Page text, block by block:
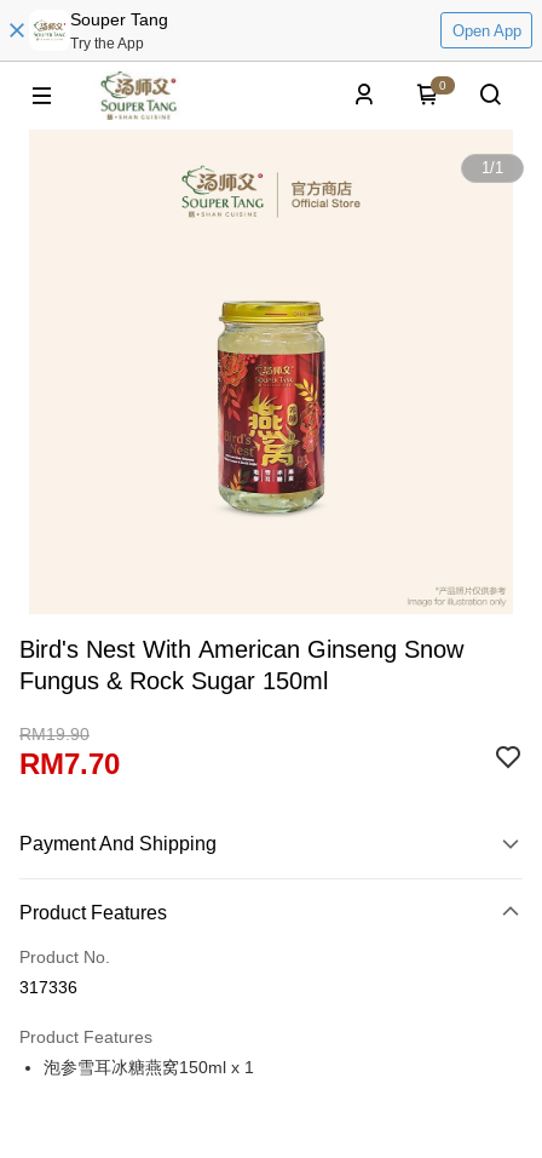
Souper Tang
Try the App
Open App
0
1/1
Bird's Nest With American Ginseng Snow
Fungus & Rock Sugar 150ml
RM19.90
RM7.70
Payment And Shipping
Credit Card
Online Banking
More info
Leong Bank, Bank Islam, AmBank, BSN Bank.
Product Features
Product No.
317336
Product Features
泡参雪耳冰糖燕窝150ml x 1